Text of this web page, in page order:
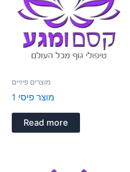
מוצרים פיזיים
מוצר פיסי 1
Read more